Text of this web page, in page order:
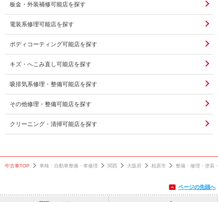
板金・外装補修可能店を探す
電装系修理可能店を探す
ボディコーティング可能店を探す
キズ・へこみ直し可能店を探す
吸排気系修理・整備可能店を探す
その他修理・整備可能店を探す
クリーニング・清掃可能店を探す
中古車TOP 車検・自動車整備・車修理 関西 大阪府 柏原市 整備・修理・塗装
ページの先頭へ